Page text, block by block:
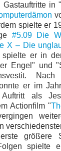
in
spielte er
#5.09 Die
X – Die
spielte er in
Engel" und
er im
als
Actionfilm "
größere
spielte